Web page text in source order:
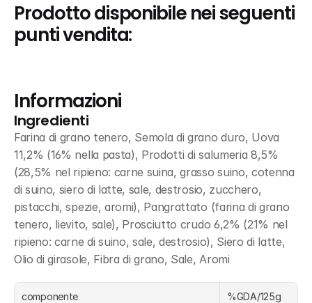
Prodotto disponibile nei seguenti
punti vendita:
Informazioni
Ingredienti
Farina di grano tenero, Semola di grano duro, Uova
11,2% (16% nella pasta), Prodotti di salumeria 8,5%
(28,5% nel ripieno: carne suina, grasso suino, cotenna
di suino, siero di latte, sale, destrosio, zucchero,
pistacchi, spezie, aromi), Pangrattato (farina di grano
tenero, lievito, sale), Prosciutto crudo 6,2% (21% nel
ripieno: carne di suino, sale, destrosio), Siero di latte,
Olio di girasole, Fibra di grano, Sale, Aromi
componente %GDA/125g